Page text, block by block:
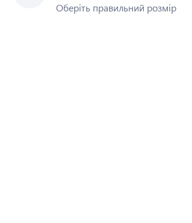
Оберіть правильний розмір